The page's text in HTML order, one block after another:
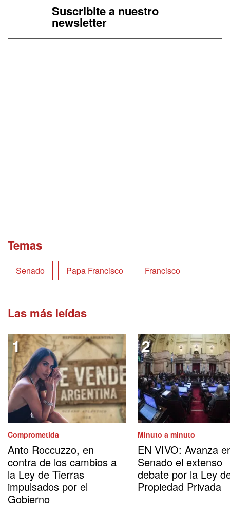
Suscribite a nuestro
newsletter
Temas
Senado Papa Francisco Francisco
Las más leídas
Comprometida
Anto Roccuzzo, en
contra de los cambios a
la Ley de Tierras
impulsados por el
Gobierno
Minuto a minuto
EN VIVO: Avanza
Senado el extenso
debate por la Ley
Propiedad Privada